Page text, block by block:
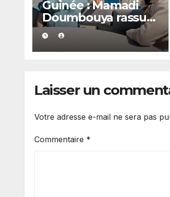
Guinée : Mamadi
Doumbouya rassure
depuis son lieu de
vacances
Laisser un
Votre adresse e-mail ne sera pas
Commentaire *